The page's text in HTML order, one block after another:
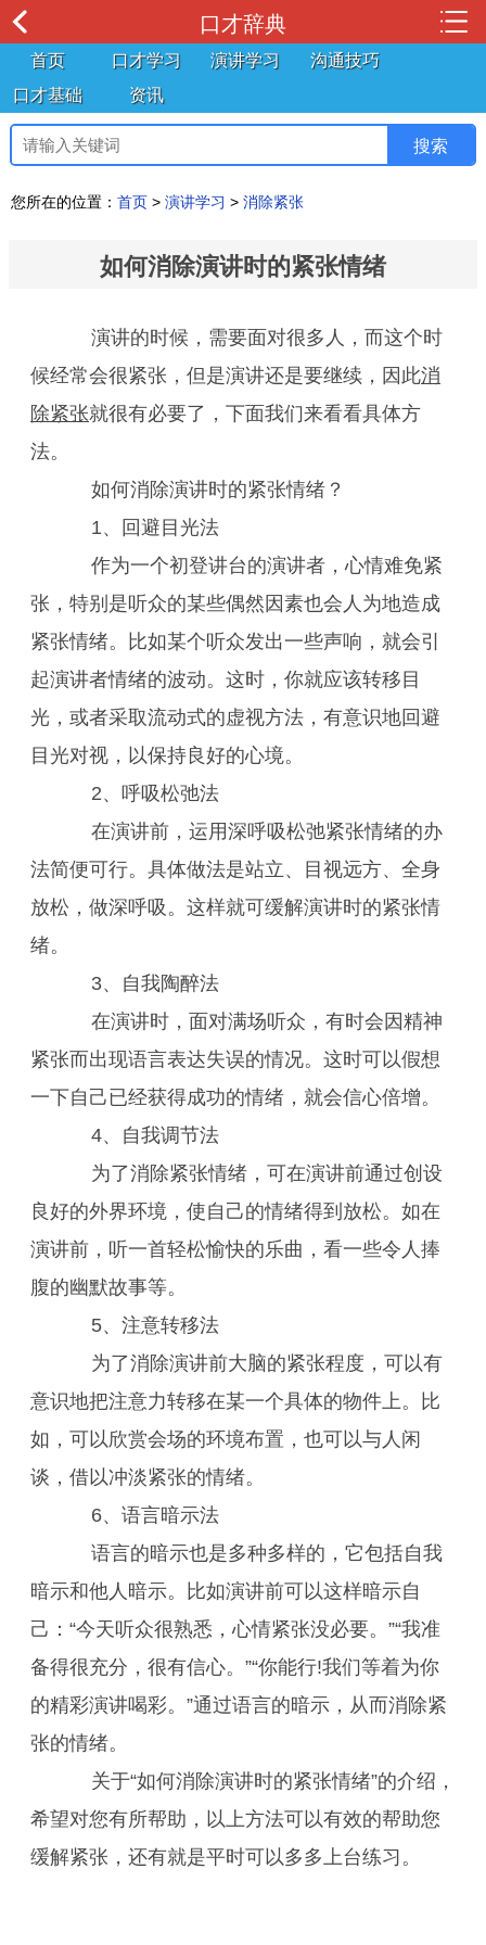
口才辞典
首页 口才学习 演讲学习
沟通技巧
口才基础
资讯
您所在的位置： 首页 > 演讲学习 > 消除紧张
如何消除演讲时的紧张情绪
演讲的时候，需要面对很多人，而这个时
候经常会很紧张，但是演讲还是要继续，因此消
除紧张就很有必要了，下面我们来看看具体方
法。
如何消除演讲时的紧张情绪？
1、回避目光法
作为一个初登讲台的演讲者，心情难免紧
张，特别是听众的某些偶然因素也会人为地造成
紧张情绪。比如某个听众发出一些声响，就会引
起演讲者情绪的波动。这时，你就应该转移目
光，或者采取流动式的虚视方法，有意识地回避
目光对视，以保持良好的心境。
2、呼吸松弛法
在演讲前，运用深呼吸松弛紧张情绪的办
法简便可行。具体做法是站立、目视远方、全身
放松，做深呼吸。这样就可缓解演讲时的紧张情
绪。
3、自我陶醉法
在演讲时，面对满场听众，有时会因精神
紧张而出现语言表达失误的情况。这时可以假想
一下自己已经获得成功的情绪，就会信心倍增。
4、自我调节法
为了消除紧张情绪，可在演讲前通过创设
良好的外界环境，使自己的情绪得到放松。如在
演讲前，听一首轻松愉快的乐曲，看一些令人捧
腹的幽默故事等。
5、注意转移法
为了消除演讲前大脑的紧张程度，可以有
意识地把注意力转移在某一个具体的物件上。比
如，可以欣赏会场的环境布置，也可以与人闲
谈，借以冲淡紧张的情绪。
6、语言暗示法
语言的暗示也是多种多样的，它包括自我
暗示和他人暗示。比如演讲前可以这样暗示自
己：“今天听众很熟悉，心情紧张没必要。”“我准
备得很充分，很有信心。”“你能行!我们等着为你
的精彩演讲喝彩。”通过语言的暗示，从而消除紧
张的情绪。
关于“如何消除演讲时的紧张情绪”的介绍，
希望对您有所帮助，以上方法可以有效的帮助您
缓解紧张，还有就是平时可以多多上台练习。